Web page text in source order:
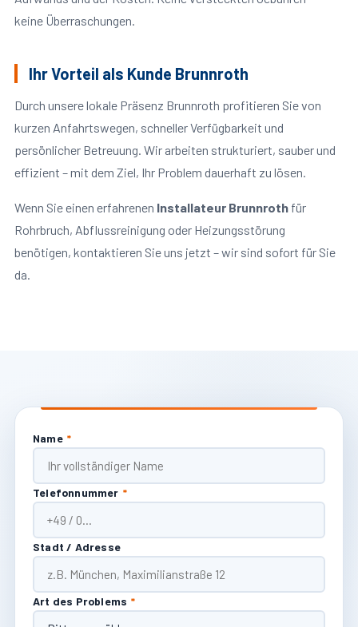
keine Überraschungen.
Ihr Vorteil als Kunde Brunnroth
Durch unsere lokale Präsenz Brunnroth profitieren Sie von
kurzen Anfahrtswegen, schneller Verfügbarkeit und
persönlicher Betreuung. Wir arbeiten strukturiert, sauber und
effizient – mit dem Ziel, Ihr Problem dauerhaft zu lösen.
Wenn Sie einen erfahrenen Installateur Brunnrothfür
Rohrbruch, Abflussreinigung oder Heizungsstörung
benötigen, kontaktieren Sie uns jetzt – wir sind sofort für Sie
da.
Name *
Telefonnummer *
Stadt / Adresse
Art des Problems *